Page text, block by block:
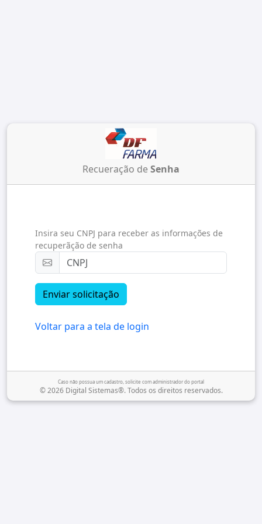
Recueração deSenha
Insira seu CNPJ para receber as informações de
recuperãção de senha
Voltar para a tela de login
Caso não possua um cadastro, solicite com administrador do portal
© 2026 Digital Sistemas®. Todos os direitos reservados.